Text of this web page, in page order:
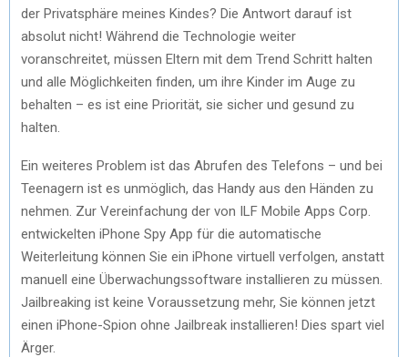
der Privatsphäre meines Kindes? Die Antwort darauf ist
absolut nicht! Während die Technologie weiter
voranschreitet, müssen Eltern mit dem Trend Schritt halten
und alle Möglichkeiten finden, um ihre Kinder im Auge zu
behalten – es ist eine Priorität, sie sicher und gesund zu
halten.
Ein weiteres Problem ist das Abrufen des Telefons – und bei
Teenagern ist es unmöglich, das Handy aus den Händen zu
nehmen. Zur Vereinfachung der von ILF Mobile Apps Corp.
entwickelten iPhone Spy App für die automatische
Weiterleitung können Sie ein iPhone virtuell verfolgen, anstatt
manuell eine Überwachungssoftware installieren zu müssen.
Jailbreaking ist keine Voraussetzung mehr, Sie können jetzt
einen iPhone-Spion ohne Jailbreak installieren! Dies spart viel
Ärger.